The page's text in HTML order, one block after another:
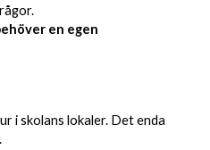
en egen
i skolans lokaler. Det enda